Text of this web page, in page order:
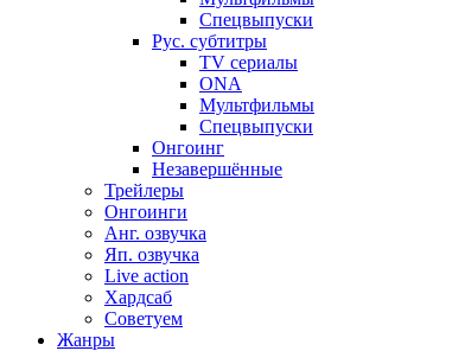
Спецвыпуски
Рус. субтитры
TV сериалы
ONA
Мультфильмы
Спецвыпуски
Онгоинг
Незавершённые
Трейлеры
Онгоинги
Анг. озвучка
Яп. озвучка
Live action
Хардсаб
Советуем
Жанры